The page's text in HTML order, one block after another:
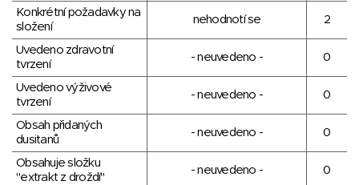
Konkrétní požadavky na
složení
nehodnotí se 2
Uvedeno zdravotní
tvrzení
- neuvedeno - 0
Uvedeno výživové
tvrzení
- neuvedeno - 0
Obsah přidaných
dusitanů
- neuvedeno - 0
Obsahuje složku
"extrakt z droždí"
- neuvedeno - 0